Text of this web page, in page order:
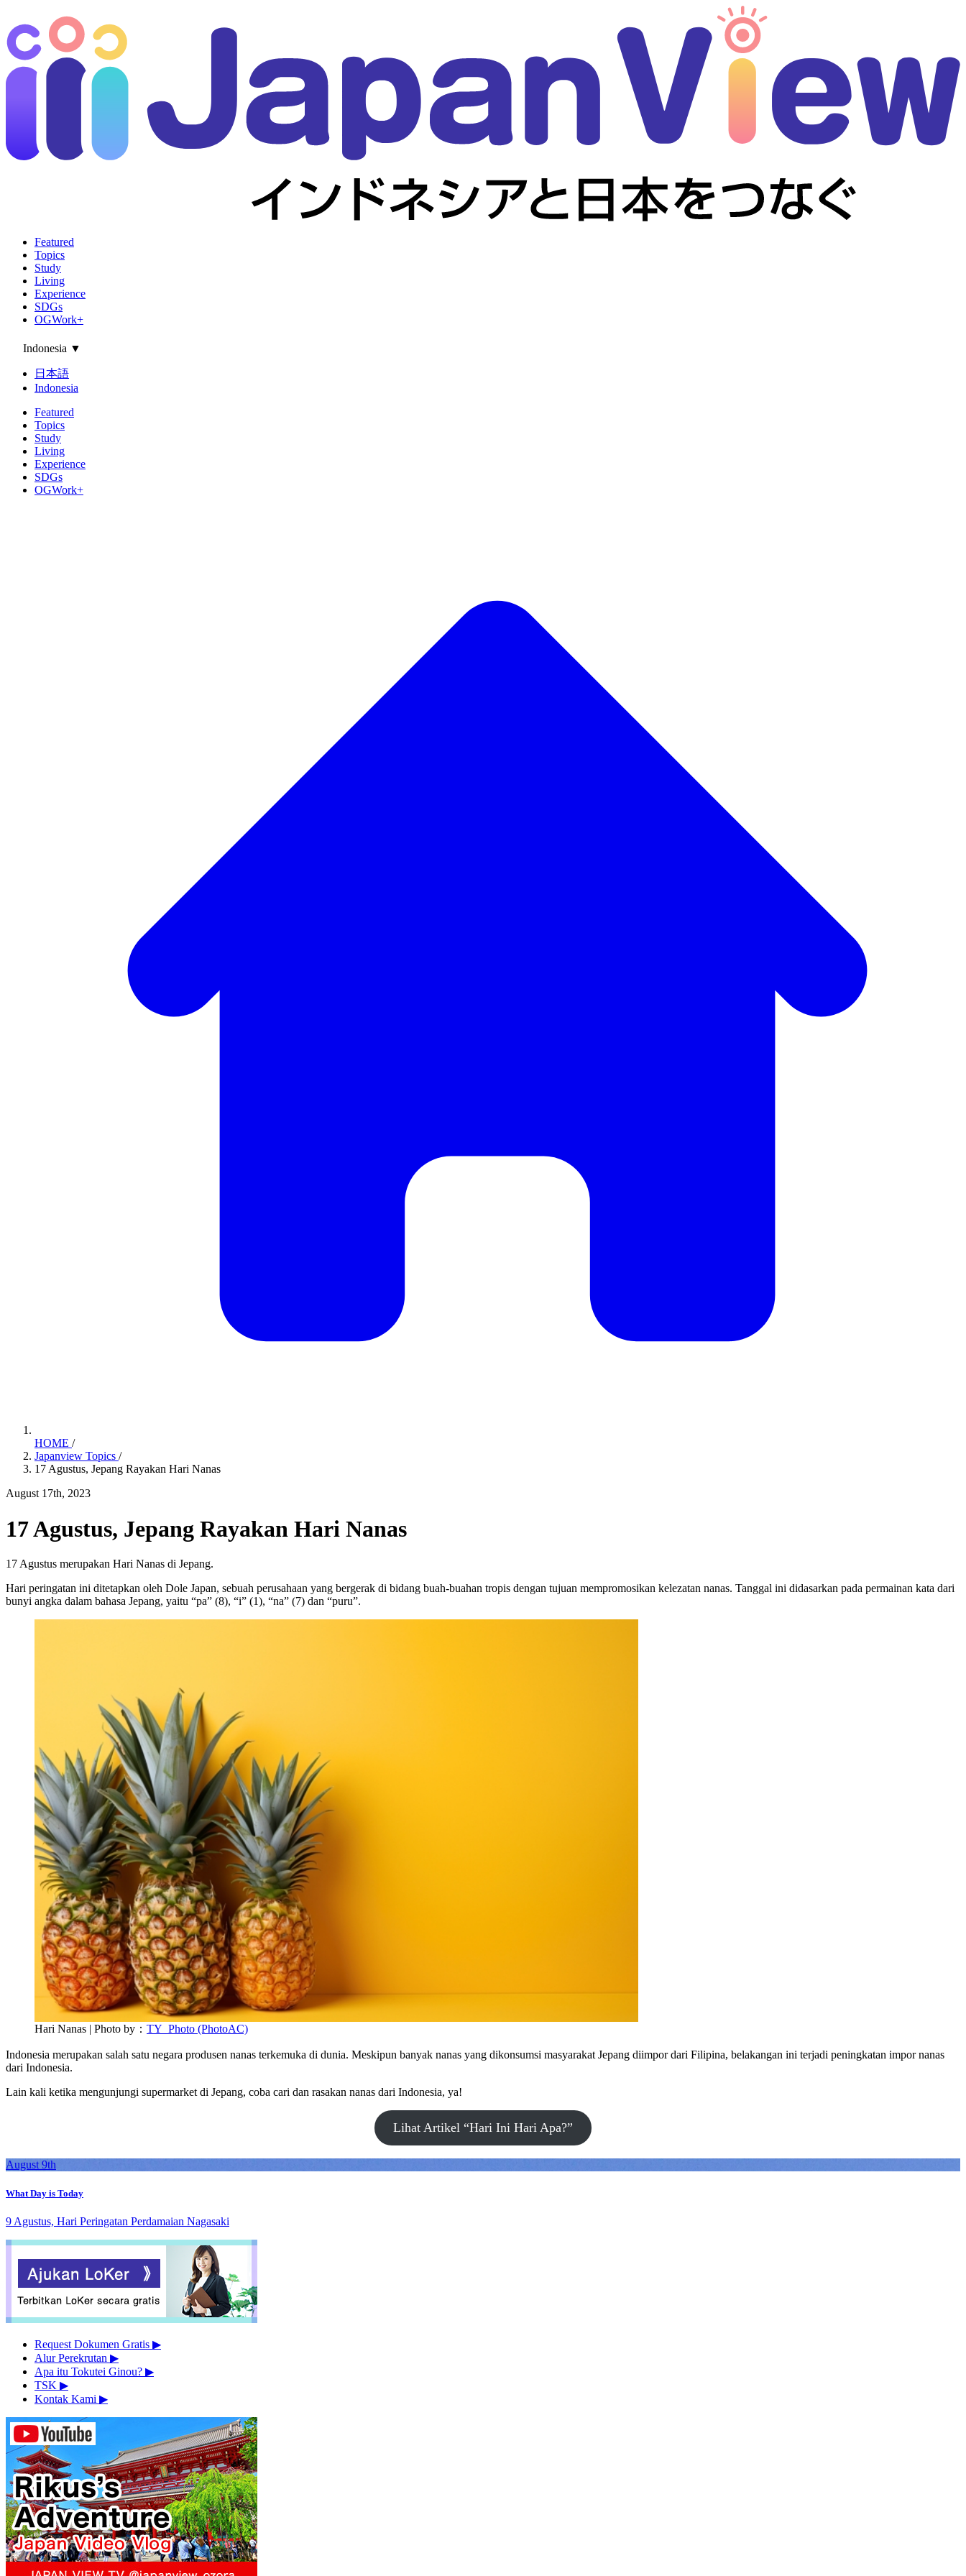
Featured
Topics
Study
Living
Experience
SDGs
OGWork+
Indonesia ▼
日本語
Indonesia
Featured
Topics
Study
Living
Experience
SDGs
OGWork+
HOME /
Japanview Topics /
17 Agustus, Jepang Rayakan Hari Nanas
August 17th, 2023
17 Agustus, Jepang Rayakan Hari Nanas
17 Agustus merupakan Hari Nanas di Jepang.
Hari peringatan ini ditetapkan oleh Dole Japan, sebuah perusahaan yang bergerak di bidang buah-buahan tropis dengan tujuan mempromosikan kelezatan nanas. Tanggal ini didasarkan pada permainan kata dari
bunyi angka dalam bahasa Jepang, yaitu “pa” (8), “i” (1), “na” (7) dan “puru”.
Hari Nanas | Photo by： TY_Photo (PhotoAC)
Indonesia merupakan salah satu negara produsen nanas terkemuka di dunia. Meskipun banyak nanas yang dikonsumsi masyarakat Jepang diimpor dari Filipina, belakangan ini terjadi peningkatan impor nanas
dari Indonesia.
Lain kali ketika mengunjungi supermarket di Jepang, coba cari dan rasakan nanas dari Indonesia, ya!
Lihat Artikel “Hari Ini Hari Apa?”
August 9th
What Day is Today
9 Agustus, Hari Peringatan Perdamaian Nagasaki
Request Dokumen Gratis ▶︎
Alur Perekrutan ▶︎
Apa itu Tokutei Ginou? ▶︎
TSK ▶︎
Kontak Kami ▶︎